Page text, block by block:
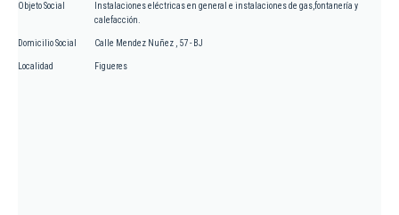
Objeto Social
Instalaciones eléctricas en general e instalaciones de gas,fontanería y
calefacción.
Domicilio Social Calle Mendez Nuñez , 57 - BJ
Localidad Figueres